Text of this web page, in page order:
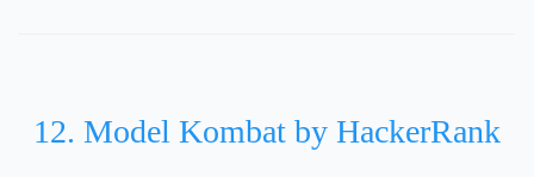
12. Model Kombat by HackerRank